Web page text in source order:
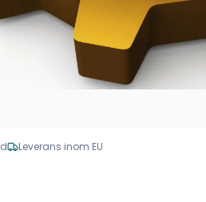
Leverans inom EU